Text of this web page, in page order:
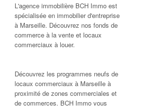
L'agence immobilière BCH Immo est
spécialisée en immobilier d'entreprise
à Marseille. Découvrez nos fonds de
commerce à la vente et locaux
commerciaux à louer.
Découvrez les programmes neufs de
locaux commerciaux à Marseille à
proximité de zones commerciales et
de commerces. BCH Immo vous